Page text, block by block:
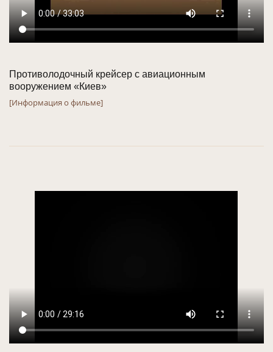
Противолодочный крейсер с авиационным
вооружением «Киев»
[Информация о фильме]